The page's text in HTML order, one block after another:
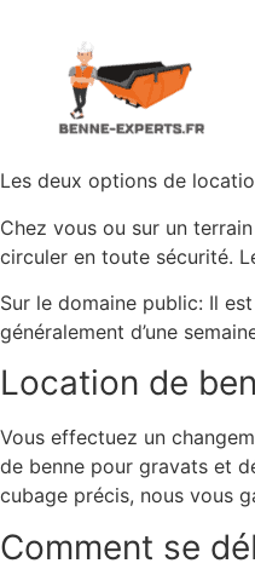
Les deux options de
Chez vous ou sur un
circuler en toute sécurité.
Sur le domaine public: Il
généralement d’une
Location de
Vous effectuez un
de benne pour gravats et
cubage précis, nous vous
Comment se